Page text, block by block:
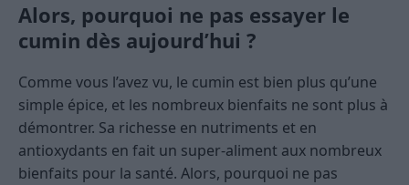
Alors, pourquoi ne pas essayer le
cumin dès aujourd’hui ?
Comme vous l’avez vu, le cumin est bien plus qu’une
simple épice, et les nombreux bienfaits ne sont plus à
démontrer. Sa richesse en nutriments et en
antioxydants en fait un super-aliment aux nombreux
bienfaits pour la santé. Alors, pourquoi ne pas